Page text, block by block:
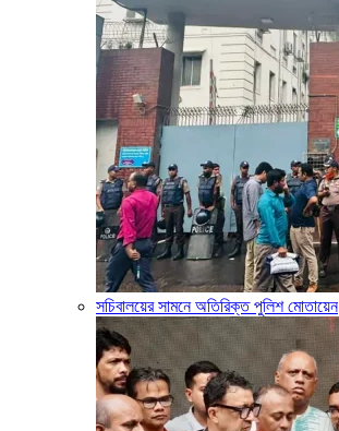
সচিবালয়ের সামনে অতিরিক্ত পুলিশ মোতায়েন